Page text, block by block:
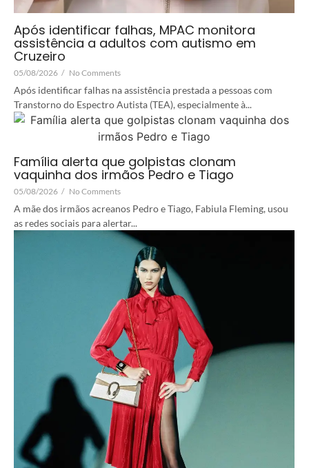
Após identificar falhas, MPAC monitora
assistência a adultos com autismo em
Cruzeiro
05/08/2026 / No Comments
Após identificar falhas na assistência prestada a pessoas com
Transtorno do Espectro Autista (TEA), especialmente à...
Família alerta que golpistas clonam
vaquinha dos irmãos Pedro e Tiago
05/08/2026 / No Comments
A mãe dos irmãos acreanos Pedro e Tiago, Fabiula Fleming, usou
as redes sociais para alertar...